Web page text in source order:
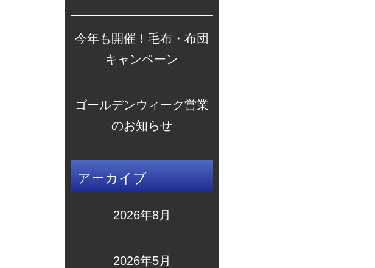
今年も開催！毛布・布団
キャンペーン
ゴールデンウィーク営業
のお知らせ
アーカイブ
2026年8月
2026年5月